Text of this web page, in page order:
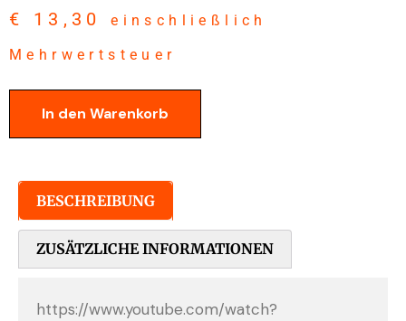
€ 13,30
einschließlich
Mehrwertsteuer
In den Warenkorb
BESCHREIBUNG
ZUSÄTZLICHE INFORMATIONEN
https://www.youtube.com/watch?